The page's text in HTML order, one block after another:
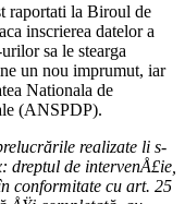
raportati la Biroul de
inscrierea datelor a
sa le stearga
un nou imprumut, iar
Nationala de
(ANSPDP).
realizate li s-
dreptul de intervenÅ£ie,
conformitate cu art. 25